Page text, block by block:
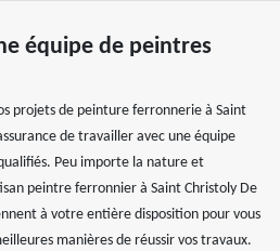
équipe de peintres
projets de peinture ferronnerie à Saint
de travailler avec une équipe
Peu importe la nature et
peintre ferronnier à Saint Christoly De
à votre entière disposition pour vous
manières de réussir vos travaux.